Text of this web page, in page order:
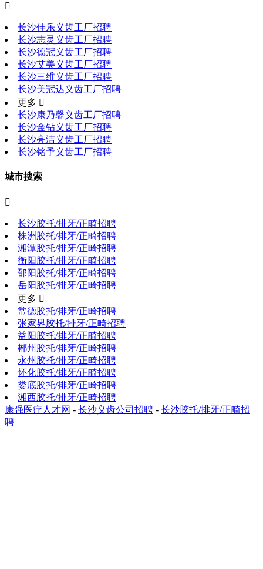

长沙佳乐义齿工厂招聘
长沙志灵义齿工厂招聘
长沙德冠义齿工厂招聘
长沙艾美义齿工厂招聘
长沙三维义齿工厂招聘
长沙美冠达义齿工厂招聘
更多 
长沙康乃馨义齿工厂招聘
长沙金钻义齿工厂招聘
长沙亮洁义齿工厂招聘
长沙铭予义齿工厂招聘
城市搜索

长沙胶托/排牙/正畸招聘
株洲胶托/排牙/正畸招聘
湘潭胶托/排牙/正畸招聘
衡阳胶托/排牙/正畸招聘
邵阳胶托/排牙/正畸招聘
岳阳胶托/排牙/正畸招聘
更多 
常德胶托/排牙/正畸招聘
张家界胶托/排牙/正畸招聘
益阳胶托/排牙/正畸招聘
郴州胶托/排牙/正畸招聘
永州胶托/排牙/正畸招聘
怀化胶托/排牙/正畸招聘
娄底胶托/排牙/正畸招聘
湘西胶托/排牙/正畸招聘
康强医疗人才网 - 长沙义齿公司招聘 - 长沙胶托/排牙/正畸招
聘